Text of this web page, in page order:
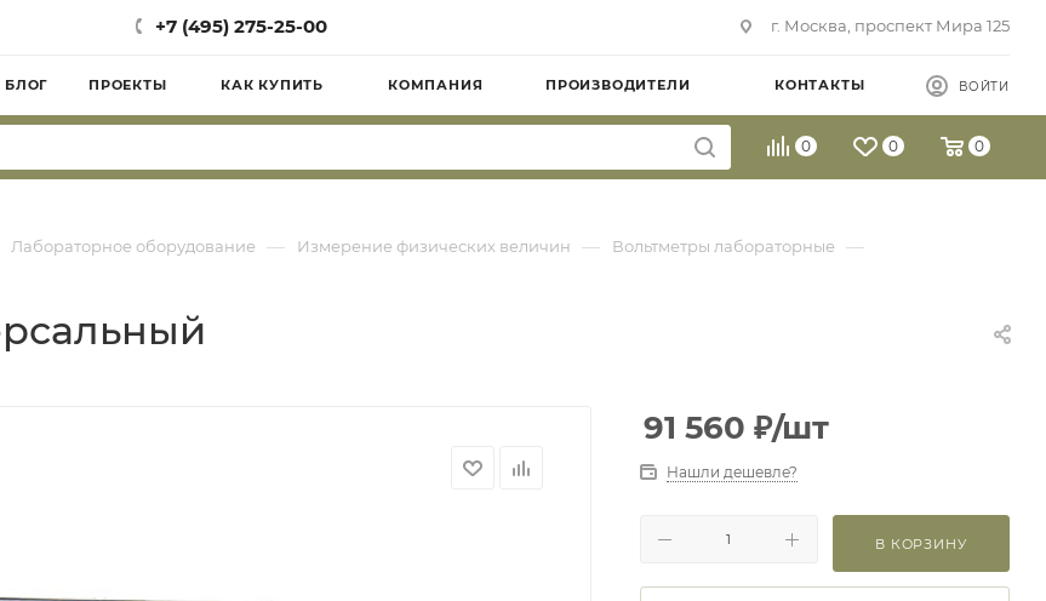
+7 (495) 275-25-00 г. Москва, проспект Мира 125
БЛОГ ПРОЕКТЫ КАК КУПИТЬ КОМПАНИЯ ПРОИЗВОДИТЕЛИ КОНТАКТЫ ВОЙТИ
0 0 0
Лабораторное оборудование — Измерение физических величин — Вольтметры лабораторные —
91 560 ₽/шт
Нашли дешевле?
В КОРЗИНУ